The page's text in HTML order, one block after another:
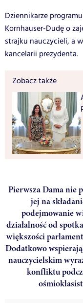
Dziennikarze
Kornhauser-Dudę o
strajku nauczycieli, a
kancelarii prezydenta.
Zobacz także
Pierwsza Dama nie
jej na
podejmowanie
działalność od
większości
Dodatkowo
nauczycielskim
konfliktu